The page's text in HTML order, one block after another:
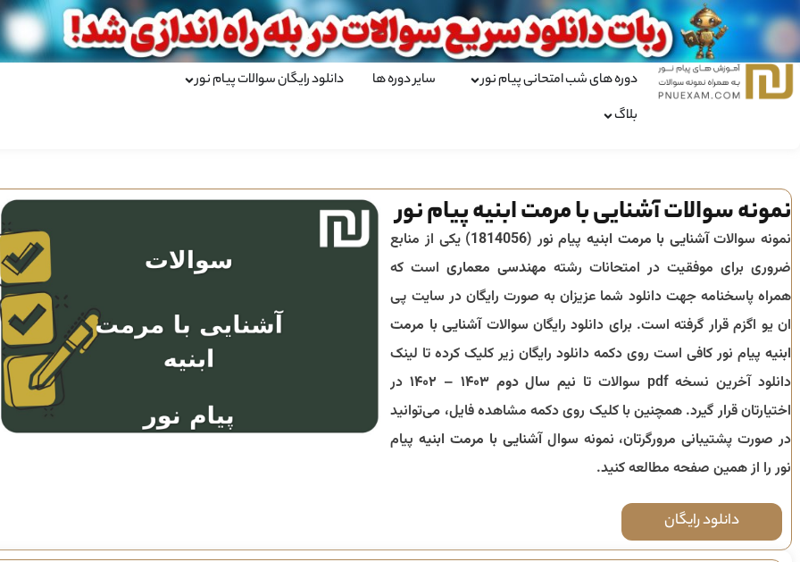
دوره های شب امتحانی پیام نور سایر دوره ها
دانلود رایگان سوالات پیام نور
بلاگ
نمونه سوالات آشنایی با مرمت ابنیه پیام نور
نمونه سوالاتآشنایی با مرمت ابنیه پیام نور (1814056) یکی از منابع
ضروری برای موفقیت در امتحانات رشته مهندسی معماریاست که
همراه پاسخنامه جهت دانلود شما عزیزان به صورت رایگان در سایت پی
ان یو اگزم قرار گرفته است. برای دانلود رایگان سوالاتآشنایی با مرمت
ابنیه پیام نور کافی است روی دکمه دانلود رایگان زیر کلیک کرده تا لینک
دانلود آخرین نسخه pdf سوالات تا
نیم سال دوم ۱۴۰۳ – ۱۴۰۲
در
اختیارتان قرار گیرد. همچنین با کلیک روی دکمه مشاهده فایل، می‌توانید
در صورت پشتیبانی مرورگرتان، نمونه سوالآشنایی با مرمت ابنیهپیام
نور را از همین صفحه مطالعه کنید.
دانلود رایگان